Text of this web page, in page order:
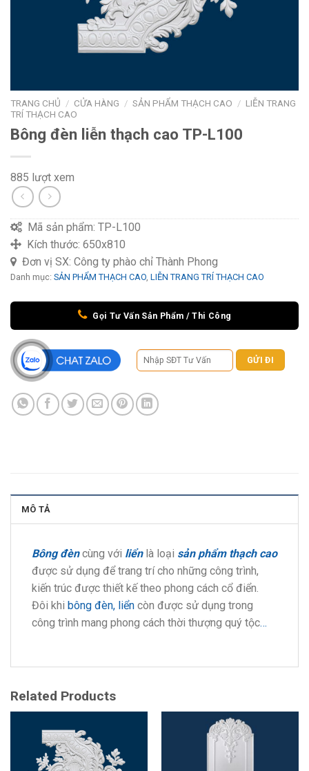
TRANG CHỦ / CỬA HÀNG / SẢN PHẨM THẠCH CAO / LIỄN TRANG
TRÍ THẠCH CAO
Bông đèn liễn thạch cao TP-L100
885 lượt xem
Mã sản phẩm: TP-L100
Kích thước: 650x810
Đơn vị SX: Công ty phào chỉ Thành Phong
Danh mục: SẢN PHẨM THẠCH CAO, LIỄN TRANG TRÍ THẠCH CAO
Gọi Tư Vấn Sản Phẩm / Thi Công
MÔ TẢ
Bông đèncùng với liểnlà loại sản phẩm thạch cao
được sử dụng để trang trí cho những công trình,
kiến trúc được thiết kế theo phong cách cổ điển.
Đôi khi bông đèn, liển còn được sử dụng trong
công trình mang phong cách thời thượng quý tộc…
Related Products